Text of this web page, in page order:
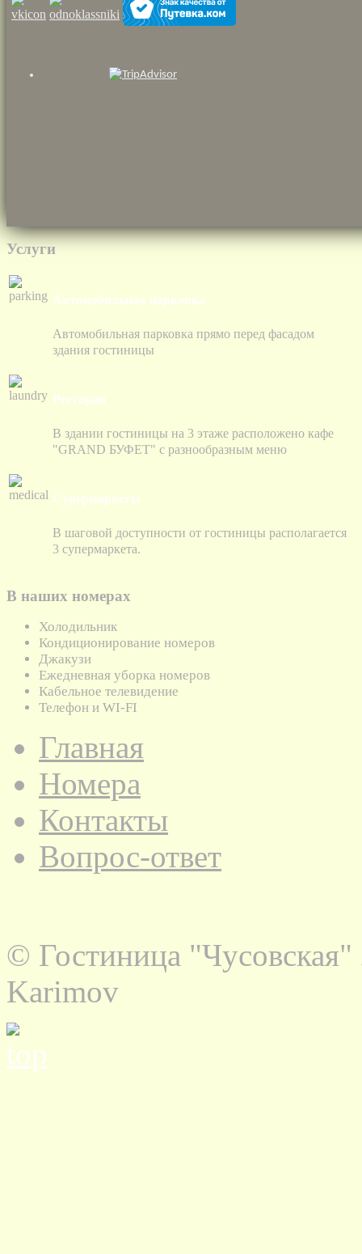
Услуги
Автомобильная парковка
Автомобильная парковка прямо перед фасадом
здания гостиницы
Ресторан
В здании гостиницы на 3 этаже расположено кафе
"GRAND БУФЕТ" с разнообразным меню
Супермаркеты
В шаговой доступности от гостиницы располагается
3 супермаркета.
В наших номерах
Холодильник
Кондиционирование номеров
Джакузи
Ежедневная уборка номеров
Кабельное телевидение
Телефон и WI-FI
Главная
Номера
Контакты
Вопрос-ответ
© Гостиница
Karimov